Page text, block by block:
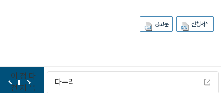
공고문 신청서식
이
전
정
지
다
음
다누리